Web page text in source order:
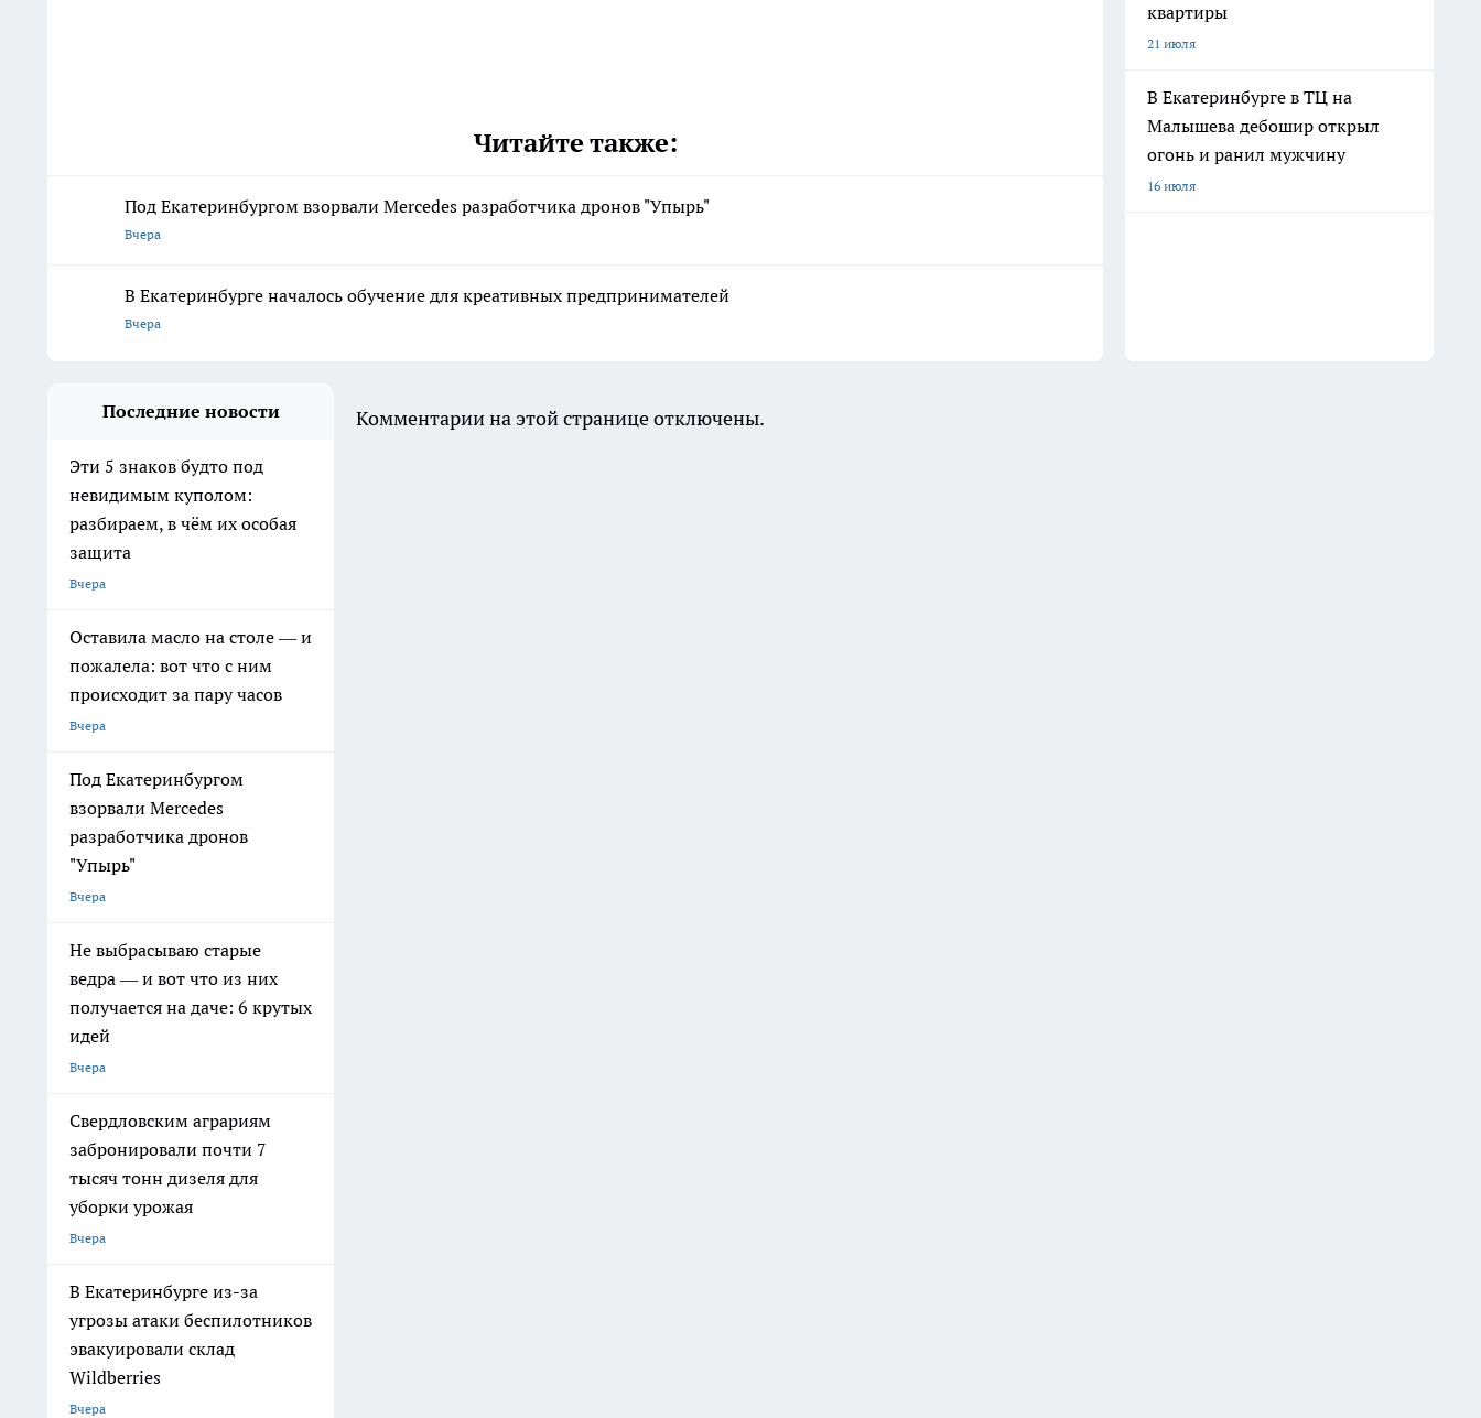
Читайте также:
Под Екатеринбургом взорвали Mercedes разработчика дронов "Упырь"
Вчера
В Екатеринбурге началось обучение для креативных предпринимателей
Вчера
квартиры
21 июля
В Екатеринбурге в ТЦ на
Малышева дебошир открыл
огонь и ранил мужчину
16 июля
Последние новости
Эти 5 знаков будто под
невидимым куполом:
разбираем, в чём их особая
защита
Вчера
Оставила масло на столе — и
пожалела: вот что с ним
происходит за пару часов
Вчера
Под Екатеринбургом
взорвали Mercedes
разработчика дронов
"Упырь"
Вчера
Не выбрасываю старые
ведра — и вот что из них
получается на даче: 6 крутых
идей
Вчера
Свердловским аграриям
забронировали почти 7
тысяч тонн дизеля для
уборки урожая
Вчера
В Екатеринбурге из-за
угрозы атаки беспилотников
эвакуировали склад
Wildberries
Вчера
Комментарии на этой странице отключены.